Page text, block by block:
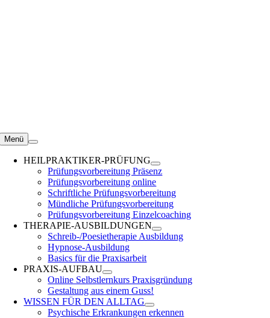
Menü
HEILPRAKTIKER-PRÜFUNG
Prüfungsvorbereitung Präsenz
Prüfungsvorbereitung online
Schriftliche Prüfungsvorbereitung
Mündliche Prüfungsvorbereitung
Prüfungsvorbereitung Einzelcoaching
THERAPIE-AUSBILDUNGEN
Schreib-/Poesietherapie Ausbildung
Hypnose-Ausbildung
Basics für die Praxisarbeit
PRAXIS-AUFBAU
Online Selbstlernkurs Praxisgründung
Gestaltung aus einem Guss!
WISSEN FÜR DEN ALLTAG
Psychische Erkrankungen erkennen